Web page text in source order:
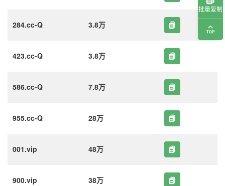
284.cc-Q 3.8万
423.cc-Q 3.8万
586.cc-Q 7.8万
955.cc-Q 28万
001.vip 48万
900.vip 38万
批量复制